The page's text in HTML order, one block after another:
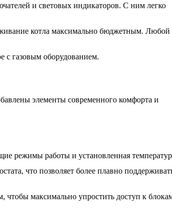
и световых индикаторов. С ним легко
котла максимально бюджетным. Любой
с газовым оборудованием.
элементы современного комфорта и
режимы работы и установленная
что позволяет более плавно
чтобы максимально упростить доступ к